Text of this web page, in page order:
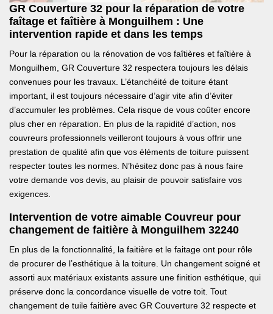
GR Couverture 32 pour la réparation de votre
faîtage et faîtière à Monguilhem : Une
intervention rapide et dans les temps
Pour la réparation ou la rénovation de vos faîtières et faîtière à
Monguilhem, GR Couverture 32 respectera toujours les délais
convenues pour les travaux. L’étanchéité de toiture étant
important, il est toujours nécessaire d’agir vite afin d’éviter
d’accumuler les problèmes. Cela risque de vous coûter encore
plus cher en réparation. En plus de la rapidité d’action, nos
couvreurs professionnels veilleront toujours à vous offrir une
prestation de qualité afin que vos éléments de toiture puissent
respecter toutes les normes. N’hésitez donc pas à nous faire
votre demande vos devis, au plaisir de pouvoir satisfaire vos
exigences.
Intervention de votre aimable Couvreur pour
changement de faitière à Monguilhem 32240
En plus de la fonctionnalité, la faitière et le faitage ont pour rôle
de procurer de l’esthétique à la toiture. Un changement soigné et
assorti aux matériaux existants assure une finition esthétique, qui
préserve donc la concordance visuelle de votre toit. Tout
changement de tuile faitière avec GR Couverture 32 respecte et